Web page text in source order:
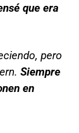
que era
pero
Siempre
en